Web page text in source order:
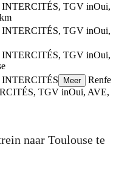
INTERCITÉS, TGV inOui,
INTERCITÉS, TGV inOui,
INTERCITÉS, TGV inOui,
INTERCITÉS Meer
Renfe
TGV inOui, AVE,
naar Toulouse te